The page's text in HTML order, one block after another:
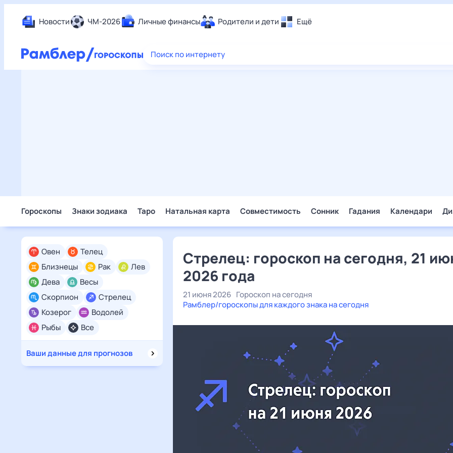
Новости ЧМ-2026 Личные финансы Родители и дети Ещё
Еда
Поиск по интернету
Гороскопы Знаки зодиака Таро Натальная карта Совместимость Сонник Гадания Календари
Все
Овен
Телец
Близнецы
Рак
Лев
Дева
Весы
Скорпион
Стрелец
Козерог
Водолей
Рыбы
Ваши данные для прогнозов
Стрелец: гороскоп на сегодня, 21
2026 года
21 июня 2026 Гороскоп на сегодня
Рамблер/гороскопы для каждого знака на сегодня